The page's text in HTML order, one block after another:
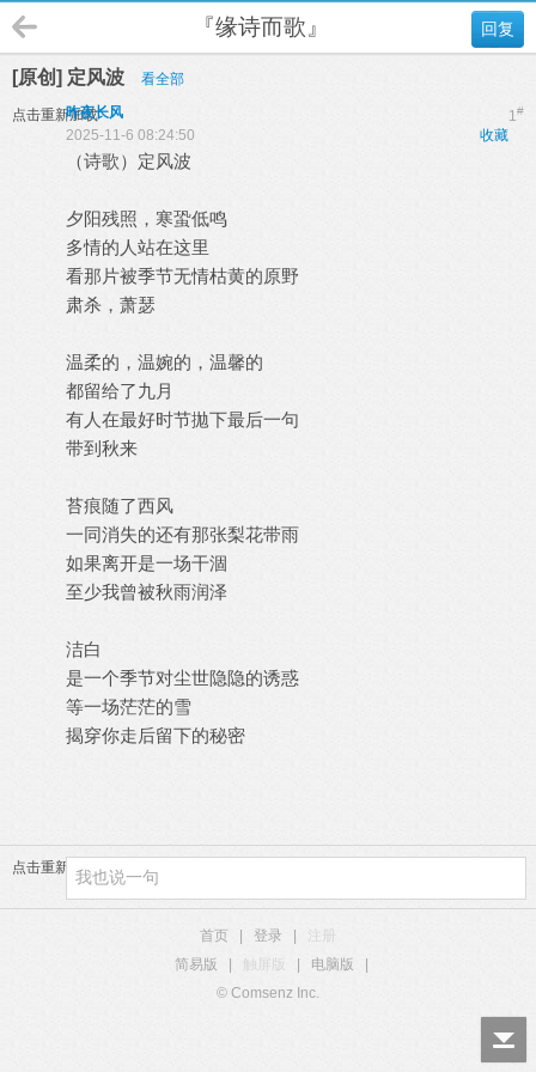
回复
『缘诗而歌』
[原创] 定风波 看全部
点击重新加载 1#
昨夜长风
收藏
2025-11-6 08:24:50
（诗歌）定风波
夕阳残照，寒蛩低鸣
多情的人站在这里
看那片被季节无情枯黄的原野
肃杀，萧瑟
温柔的，温婉的，温馨的
都留给了九月
有人在最好时节拋下最后一句
带到秋来
苔痕随了西风
一同消失的还有那张梨花带雨
如果离开是一场干涸
至少我曾被秋雨润泽
洁白
是一个季节对尘世隐隐的诱惑
等一场茫茫的雪
揭穿你走后留下的秘密
点击重新加载
首页 登录
简易版
触屏版 电脑版
© Comsenz Inc.